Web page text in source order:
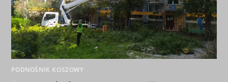
PODNOŚNIK KOSZOWY